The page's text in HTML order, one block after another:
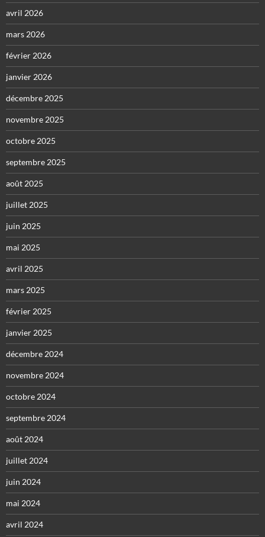
avril 2026
mars 2026
février 2026
janvier 2026
décembre 2025
novembre 2025
octobre 2025
septembre 2025
août 2025
juillet 2025
juin 2025
mai 2025
avril 2025
mars 2025
février 2025
janvier 2025
décembre 2024
novembre 2024
octobre 2024
septembre 2024
août 2024
juillet 2024
juin 2024
mai 2024
avril 2024